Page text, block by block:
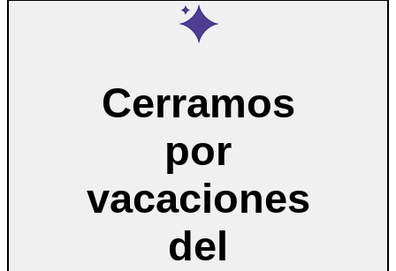
Cerramos
por
vacaciones
del